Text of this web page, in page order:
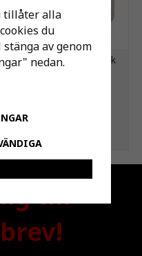
Strömbrytare Nova, Tryck
till
tillåter alla
du
av genom
nedan.